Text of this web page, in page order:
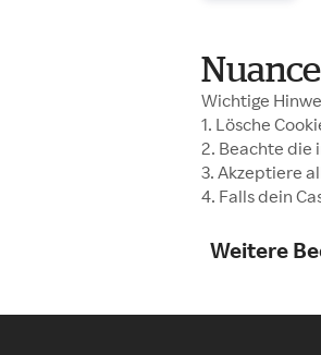
Wichtige
1. Lösche
2. Beachte die
3. Akzeptiere
4. Falls dein
Weitere